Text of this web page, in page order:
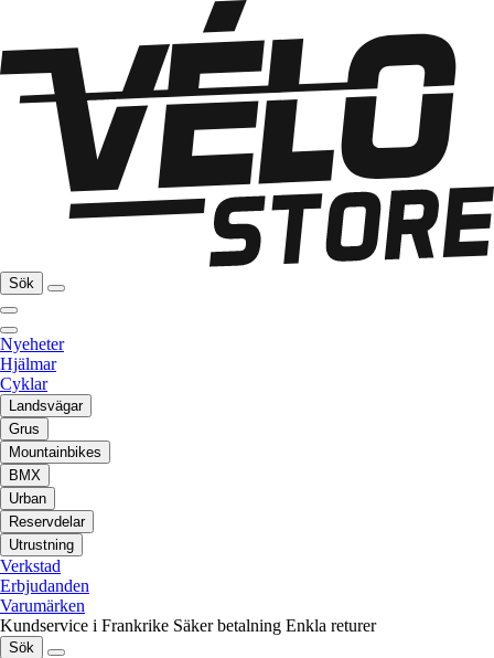
Sök
Nyeheter
Hjälmar
Cyklar
Landsvägar
Grus
Mountainbikes
BMX
Urban
Reservdelar
Utrustning
Verkstad
Erbjudanden
Varumärken
Kundservice i Frankrike Säker betalning Enkla returer
Sök